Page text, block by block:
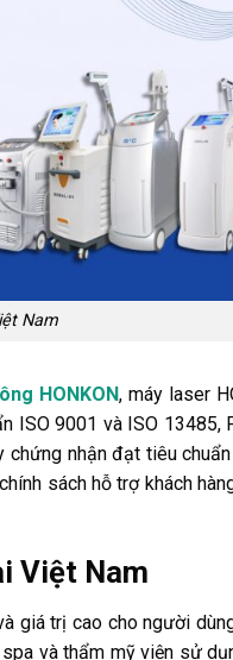
Nam
HONKON, máy laser
ISO 9001 và ISO 13485,
chứng nhận đạt tiêu
sách hỗ trợ khách
Việt Nam
giá trị cao cho người
và thẩm mỹ viện sử